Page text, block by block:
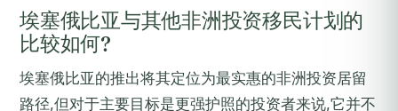
埃塞俄比亚与其他非洲投资移民计划的
比较如何?
埃塞俄比亚的推出将其定位为最实惠的非洲投资居留
路径,但对于主要目标是更强护照的投资者来说,它并不